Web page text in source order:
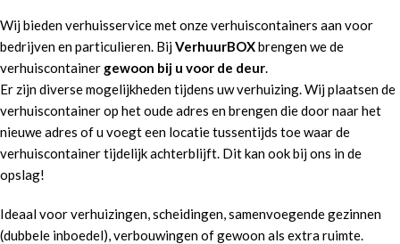
Wij bieden verhuisservice met onze verhuiscontainers aan voor
bedrijven en particulieren. BijVerhuurBOXbrengen we de
verhuiscontainer gewoon bij u voor de deur.
Er zijn diverse mogelijkheden tijdens uw verhuizing. Wij plaatsen de
verhuiscontainer op het oude adres en brengen die door naar het
nieuwe adres of u voegt een locatie tussentijds toe waar de
verhuiscontainer tijdelijk achterblijft. Dit kan ook bij ons in de
opslag!
Ideaal voor verhuizingen, scheidingen, samenvoegende gezinnen
(dubbele inboedel), verbouwingen of gewoon als extra ruimte.